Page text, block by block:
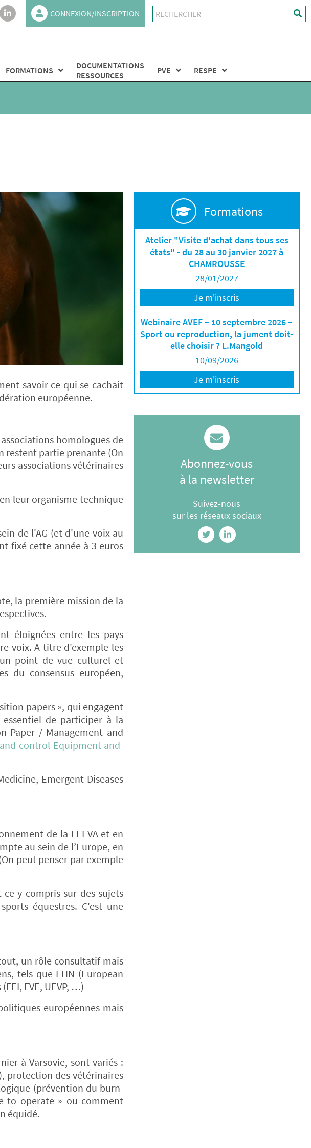
CONNEXION/INSCRIPTION
FORMATIONS
DOCUMENTATIONS
RESSOURCES
PVE RESPE
savoir ce qui se cachait
européenne.
homologues de
restent partie prenante (On
associations vétérinaires
leur organisme technique
de l'AG (et d'une voix au
fixé cette année à 3 euros
la première mission de la
éloignées entre les pays
voix. A titre d'exemple les
point de vue culturel et
du consensus européen,
papers », qui engagent
de participer à la
Paper / Management and
control-Equipment-and-
Emergent Diseases
de la FEEVA et en
au sein de l’Europe, en
peut penser par exemple
y compris sur des sujets
équestres. C'est une
un rôle consultatif mais
tels que EHN (European
FVE, UEVP, …)
européennes mais
à Varsovie, sont variés :
protection des vétérinaires
(prévention du burn-
to operate » ou comment
équidé.
Formations
Atelier "Visite d'achat dans tous ses
états" - du 28 au 30 janvier 2027 à
CHAMROUSSE
28/01/2027
Je m'inscris
Webinaire AVEF – 10 septembre 2026 –
Sport ou reproduction, la jument doit-
elle choisir ? L.Mangold
10/09/2026
Je m'inscris
Abonnez-vous
à la newsletter
Suivez-nous
sur les réseaux sociaux